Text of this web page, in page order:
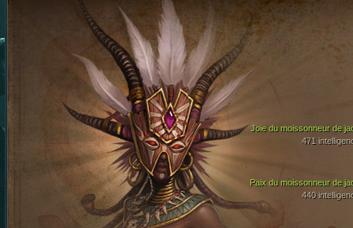
Paix du moissonneur de
440
Joie du moissonneur de
471